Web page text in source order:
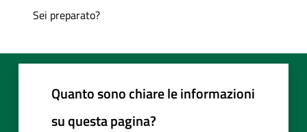
Sei preparato?
Quanto sono chiare le informazioni
su questa pagina?